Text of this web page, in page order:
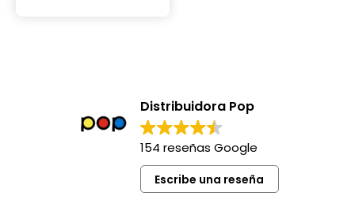
Distribuidora Pop
154 reseñas Google
Escribe una reseña